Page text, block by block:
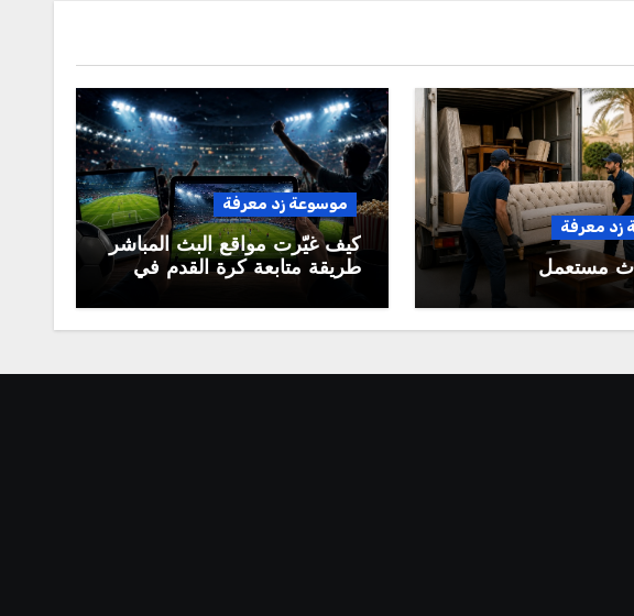
زد معرفة
مستعمل
موسوعة زد معرفة
كيف غيّرت مواقع البث المباشر
طريقة متابعة كرة القدم في